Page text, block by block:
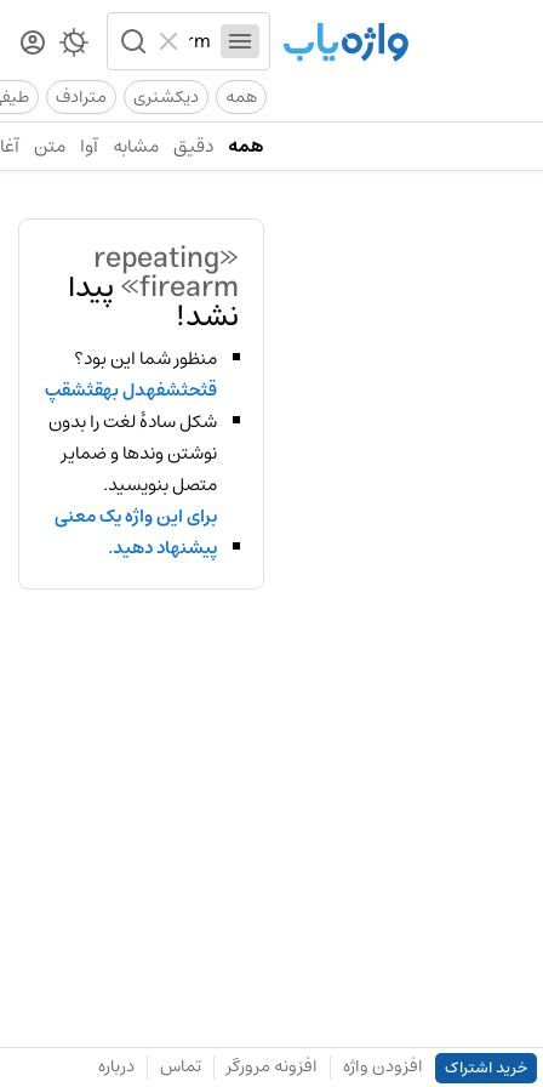
همه دیکشنری مترادف
همه دقیق مشابه آوا متن
«repeating
firearm» پیدا
نشد!
منظور شما این بود؟
قثحثشفهدل بهقثشقپ
شکل سادهٔ لغت را بدون
نوشتن وندها و ضمایر
متصل بنویسید.
برای این واژه یک معنی
پیشنهاد دهید.
خرید اشتراک افزودن واژه افزونه مرورگر تماس درباره